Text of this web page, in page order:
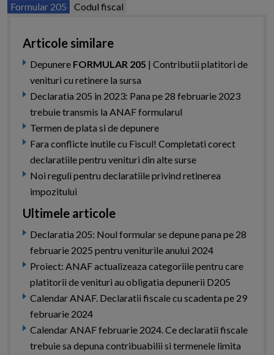
Formular 205 Codul fiscal
Articole similare
Depunere FORMULAR 205 | Contributii platitori de
venituri cu retinere la sursa
Declaratia 205 in 2023: Pana pe 28 februarie 2023
trebuie transmis la ANAF formularul
Termen de plata si de depunere
Fara conflicte inutile cu Fiscul! Completati corect
declaratiile pentru venituri din alte surse
Noi reguli pentru declaratiile privind retinerea
impozitului
Ultimele articole
Declaratia 205: Noul formular se depune pana pe 28
februarie 2025 pentru veniturile anului 2024
Proiect: ANAF actualizeaza categoriile pentru care
platitorii de venituri au obligatia depunerii D205
Calendar ANAF. Declaratii fiscale cu scadenta pe 29
februarie 2024
Calendar ANAF februarie 2024. Ce declaratii fiscale
trebuie sa depuna contribuabilii si termenele limita